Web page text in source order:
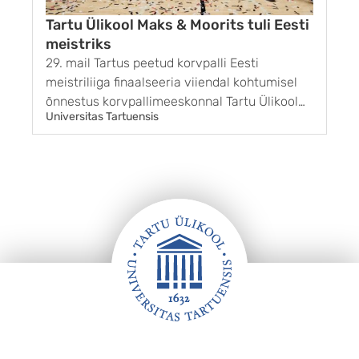
Tartu Ülikool Maks & Moorits tuli Eesti
meistriks
29. mail Tartus peetud korvpalli Eesti
meistriliiga finaalseeria viiendal kohtumisel
õnnestus korvpallimeeskonnal Tartu Ülikool
Maks & Moorits võita BC Kalev/Cramo
võistkonda tulemusega 85 : 65. Sellega sai
Universitas Tartuensis